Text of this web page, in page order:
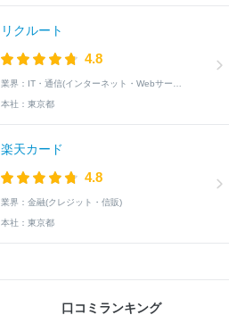
リクルート
4.8
業界：
本社： 東京都
楽天カード
4.8
業界： 金融(クレジット・信販)
本社： 東京都
口コミランキング